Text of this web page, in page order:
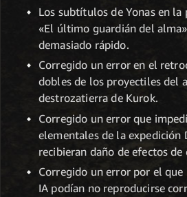
Los subtítulos de Yonas en
«El último guardián del
demasiado rápido.
Corregido un error en el
dobles de los proyectiles del
destrozatierra de Kurok.
Corregido un error que
elementales de la expedición
recibieran daño de efectos de
Corregido un error por el que
IA podían no reproducirse